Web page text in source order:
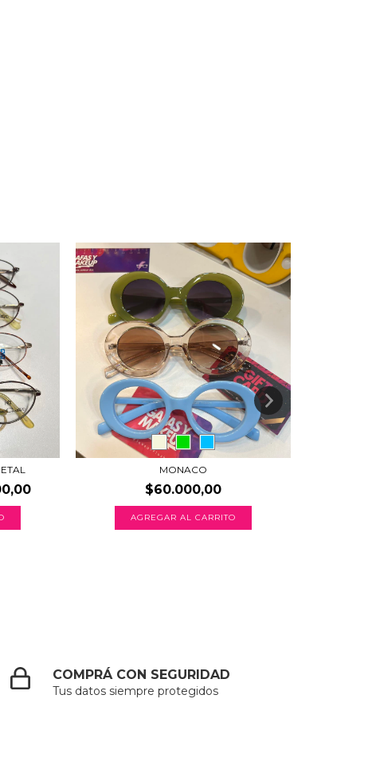
MONACO
$60.000,00
AGREGAR AL CARRITO
COMPRÁ CON SEGURIDAD
Tus datos siempre protegidos